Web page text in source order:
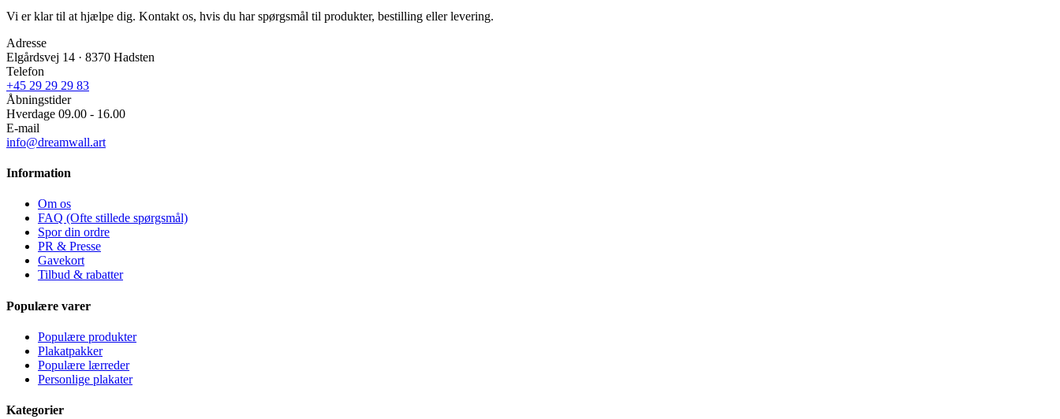
Vi er klar til at hjælpe dig. Kontakt os, hvis du har spørgsmål til produkter, bestilling eller levering.
Adresse
Elgårdsvej 14 · 8370 Hadsten
Telefon
+45 29 29 29 83
Åbningstider
Hverdage 09.00 - 16.00
E-mail
info@dreamwall.art
Information
Om os
FAQ (Ofte stillede spørgsmål)
Spor din ordre
PR & Presse
Gavekort
Tilbud & rabatter
Populære varer
Populære produkter
Plakatpakker
Populære lærreder
Personlige plakater
Kategorier